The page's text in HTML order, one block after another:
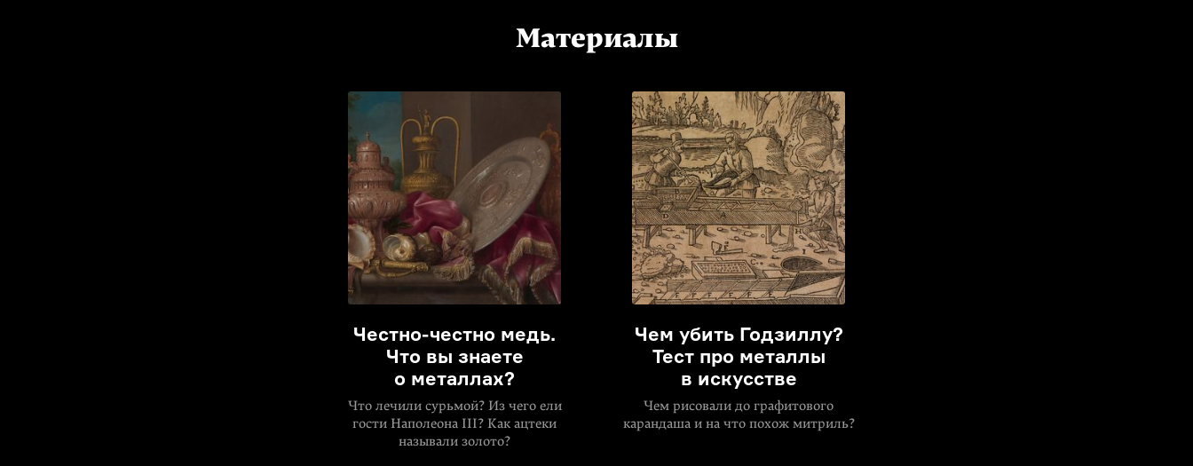
Материалы
Честно-честно медь.
Что вы знаете
о металлах?
Что лечили сурьмой? Из чего ели
гости Наполеона III? Как ацтеки
называли золото?
Чем убить Годзиллу?
Тест про металлы
в искусстве
Чем рисовали до графитового
карандаша и на что похож митриль?